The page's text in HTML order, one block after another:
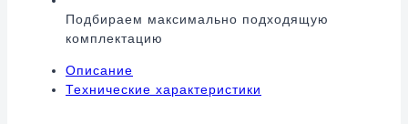
Подбираем максимально подходящую
комплектацию
Описание
Технические характеристики